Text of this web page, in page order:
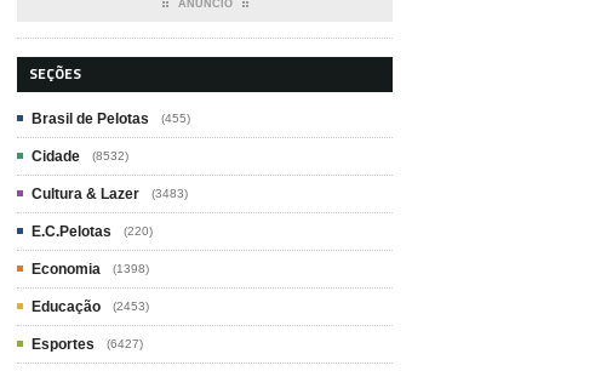
ANÚNCIO
SEÇÕES
Brasil de Pelotas (455)
Cidade (8532)
Cultura & Lazer (3483)
E.C.Pelotas (220)
Economia (1398)
Educação (2453)
Esportes (6427)